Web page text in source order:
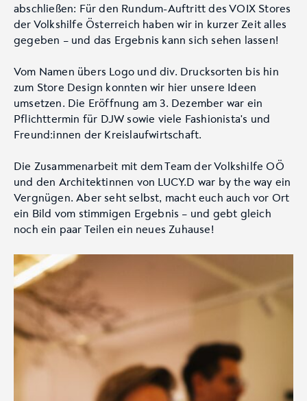
abschließen: Für den Rundum-Auftritt des VOIX Stores
der Volkshilfe Österreich haben wir in kurzer Zeit alles
gegeben – und das Ergebnis kann sich sehen lassen!
Vom Namen übers Logo und div. Drucksorten bis hin
zum Store Design konnten wir hier unsere Ideen
umsetzen. Die Eröffnung am 3. Dezember war ein
Pflichttermin für DJW sowie viele Fashionista's und
Freund:innen der Kreislaufwirtschaft.
Die Zusammenarbeit mit dem Team der Volkshilfe OÖ
und den Architektinnen von LUCY.D war by the way ein
Vergnügen. Aber seht selbst, macht euch auch vor Ort
ein Bild vom stimmigen Ergebnis – und gebt gleich
noch ein paar Teilen ein neues Zuhause!